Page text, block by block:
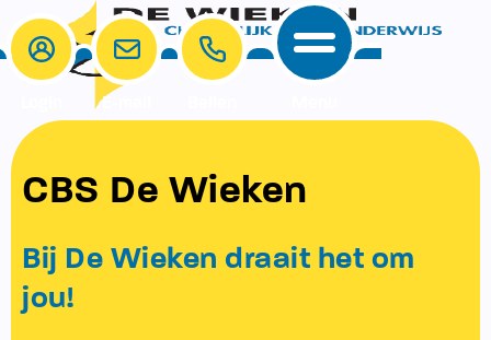
School
School
Onze visie rondom christelijke
identiteit
Ouders
MR & GMR
Aanmelden nieuwe leerling
Contact
E-mail
CBS De Wieken
Bij De Wieken draait het om
jou!